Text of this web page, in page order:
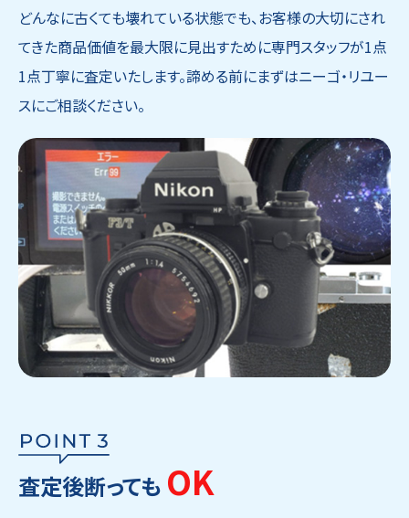
どんなに古くても壊れている状態でも、お客様の大切にされ
てきた商品価値を最大限に見出すために専門スタッフが1点
1点丁寧に査定いたします。諦める前にまずはニーゴ・リユー
スにご相談ください。
査定後断っても OK